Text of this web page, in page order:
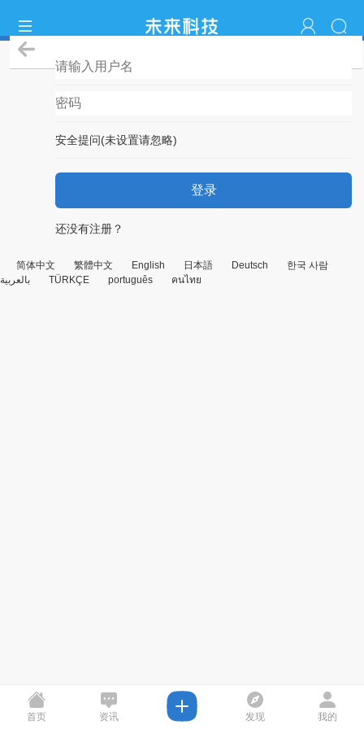
安全提问(未设置请忽略)
登录
还没有注册？
简体中文 繁體中文 English 日本語 Deutsch
한국 사람
بالعربية
TÜRKÇE português คนไทย
首页 资讯 发现 我的